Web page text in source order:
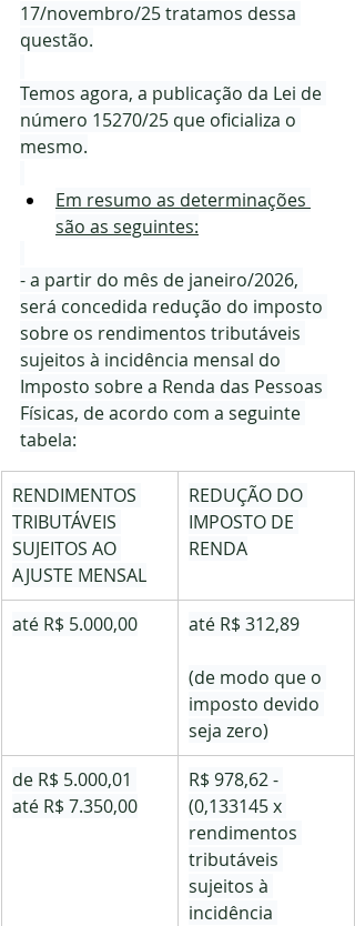
17/novembro/25 tratamos dessa
questão.
Temos agora, a publicação da Lei de
número 15270/25 que oficializa o
mesmo.
Em resumo as determinações
são as seguintes:
- a partir do mês de janeiro/2026,
será concedida redução do imposto
sobre os rendimentos tributáveis
sujeitos à incidência mensal do
Imposto sobre a Renda das Pessoas
Físicas, de acordo com a seguinte
tabela:
RENDIMENTOS
TRIBUTÁVEIS
SUJEITOS AO
AJUSTE MENSAL
REDUÇÃO DO
IMPOSTO DE
RENDA
até R$ 5.000,00 até R$ 312,89
(de modo que o
imposto devido
seja zero)
de R$ 5.000,01
até R$ 7.350,00
R$ 978,62 -
(0,133145 x
rendimentos
tributáveis
sujeitos à
incidência